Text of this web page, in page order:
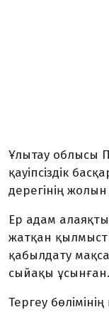
Ұлытау облысы
қауіпсіздік
дерегінің
Ер адам
жатқан
қабылдату
сыйақы ұсынған.
Тергеу